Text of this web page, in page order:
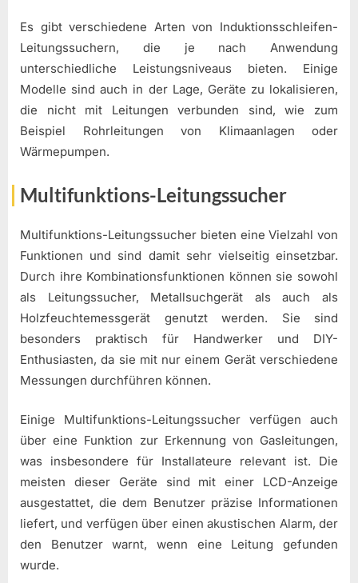
Es gibt verschiedene Arten von Induktionsschleifen-
Leitungssuchern, die je nach Anwendung
unterschiedliche Leistungsniveaus bieten. Einige
Modelle sind auch in der Lage, Geräte zu lokalisieren,
die nicht mit Leitungen verbunden sind, wie zum
Beispiel Rohrleitungen von Klimaanlagen oder
Wärmepumpen.
Multifunktions-Leitungssucher
Multifunktions-Leitungssucher bieten eine Vielzahl von
Funktionen und sind damit sehr vielseitig einsetzbar.
Durch ihre Kombinationsfunktionen können sie sowohl
als Leitungssucher, Metallsuchgerät als auch als
Holzfeuchtemessgerät genutzt werden. Sie sind
besonders praktisch für Handwerker und DIY-
Enthusiasten, da sie mit nur einem Gerät verschiedene
Messungen durchführen können.
Einige Multifunktions-Leitungssucher verfügen auch
über eine Funktion zur Erkennung von Gasleitungen,
was insbesondere für Installateure relevant ist. Die
meisten dieser Geräte sind mit einer LCD-Anzeige
ausgestattet, die dem Benutzer präzise Informationen
liefert, und verfügen über einen akustischen Alarm, der
den Benutzer warnt, wenn eine Leitung gefunden
wurde.